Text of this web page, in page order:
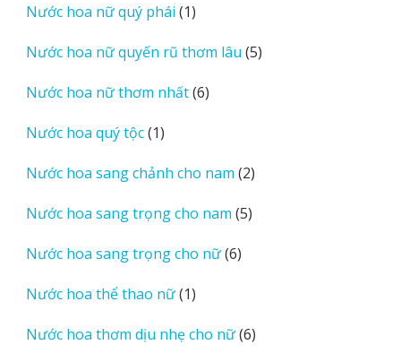
Nước hoa nữ quý phái 11
phẩm
Nước hoa nữ quyến rũ thơm lâu 55
Nước hoa nữ thơm nhất 66
Nước hoa quý tộc 11
phẩm
Nước hoa sang chảnh cho nam 22
phẩm
Nước hoa sang trọng cho nam 55
Nước hoa sang trọng cho nữ 66
Nước hoa thể thao nữ 11
phẩm
Nước hoa thơm dịu nhẹ cho nữ 66